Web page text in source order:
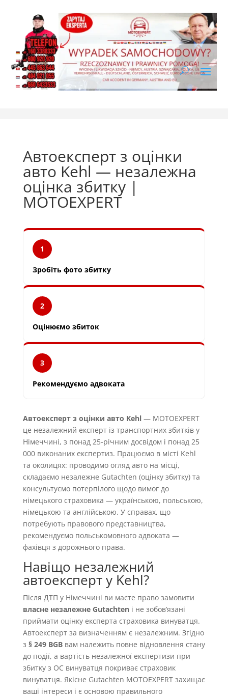
Автоексперт з оцінки
авто Kehl — незалежна
оцінка збитку |
MOTOEXPERT
1
Зробіть фото збитку
2
Оцінюємо збиток
3
Рекомендуємо адвоката
Автоексперт з оцінки авто Kehl— MOTOEXPERT
це незалежний експерт із транспортних збитків у
Німеччині, з понад 25-річним досвідом і понад 25
000 виконаних експертиз. Працюємо в місті Kehl
та околицях: проводимо огляд авто на місці,
складаємо незалежне Gutachten (оцінку збитку) та
консультуємо потерпілого щодо вимог до
німецького страховика — українською, польською,
німецькою та англійською. У справах, що
потребують правового представництва,
рекомендуємо польськомовного адвоката —
фахівця з дорожнього права.
Навіщо незалежний
автоексперт у Kehl?
Після ДТП у Німеччині ви маєте право замовити
власне незалежне Gutachtenі не зобовʼязані
приймати оцінку експерта страховика винуватця.
Автоексперт за визначенням є незалежним. Згідно
з § 249 BGBвам належить повне відновлення стану
до події, а вартість незалежної експертизи при
збитку з OC винуватця покриває страховик
винуватця. Якісне Gutachten MOTOEXPERT захищає
ваші інтереси і є основою правильного